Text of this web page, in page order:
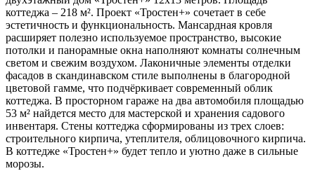
коттеджа – 218 м². Проект «Тростен+» сочетает в себе
эстетичность и функциональность. Мансардная кровля
расширяет полезно используемое пространство, высокие
потолки и панорамные окна наполняют комнаты солнечным
светом и свежим воздухом. Лаконичные элементы отделки
фасадов в скандинавском стиле выполнены в благородной
цветовой гамме, что подчёркивает современный облик
коттеджа. В просторном гараже на два автомобиля площадью
53 м² найдется место для мастерской и хранения садового
инвентаря. Стены коттеджа сформированы из трех слоев:
строительного кирпича, утеплителя, облицовочного кирпича.
В коттедже «Тростен+» будет тепло и уютно даже в сильные
морозы.